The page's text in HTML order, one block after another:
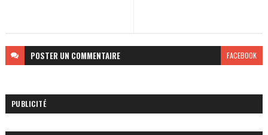
POSTER UN COMMENTAIRE FACEBOOK
PUBLICITÉ